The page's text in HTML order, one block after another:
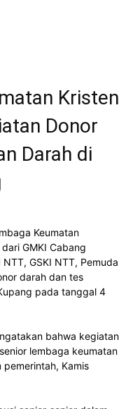
Kristen
Donor
Darah di
Keumatan
GMKI Cabang
GSKI NTT, Pemuda
darah dan tes
pada tanggal 4
bahwa kegiatan
lembaga keumatan
Kamis